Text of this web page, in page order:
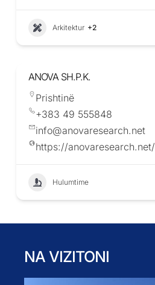
Arkitektur +2
ANOVA SH.P.K.
Prishtinë
+383 49 555848
info@anovaresearch.net
https://anovaresearch.net/
Hulumtime
NA VIZITONI